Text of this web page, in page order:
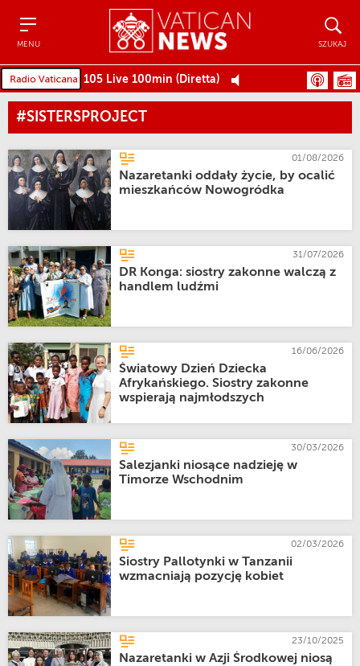
MENU SZUKAJ
105 Live 100min (Diretta)
#SISTERSPROJECT
01/08/2026
Nazaretanki oddały życie, by ocalić
mieszkańców Nowogródka
31/07/2026
DR Konga: siostry zakonne walczą z
handlem ludźmi
16/06/2026
Światowy Dzień Dziecka
Afrykańskiego. Siostry zakonne
wspierają najmłodszych
30/03/2026
Salezjanki niosące nadzieję w
Timorze Wschodnim
02/03/2026
Siostry Pallotynki w Tanzanii
wzmacniają pozycję kobiet
23/10/2025
Nazaretanki w Azji Środkowej niosą